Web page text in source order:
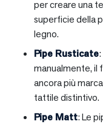
per creare una
superficie della
legno.
Pipe Rusticate
manualmente, il
ancora più
tattile distintivo.
Pipe Matt: Le